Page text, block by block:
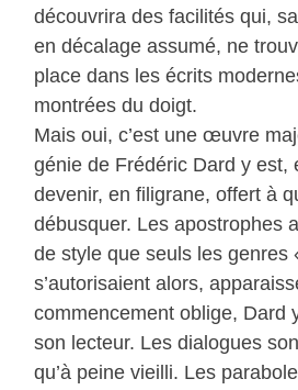
découvrira des facilités qui,
en décalage assumé, ne
place dans les écrits
montrées du doigt.
Mais oui, c’est une œuvre
génie de Frédéric Dard y est,
devenir, en filigrane, offert à
débusquer. Les apostrophes
de style que seuls les genres
s’autorisaient alors,
commencement oblige, Dard
son lecteur. Les dialogues
qu’à peine vieilli. Les